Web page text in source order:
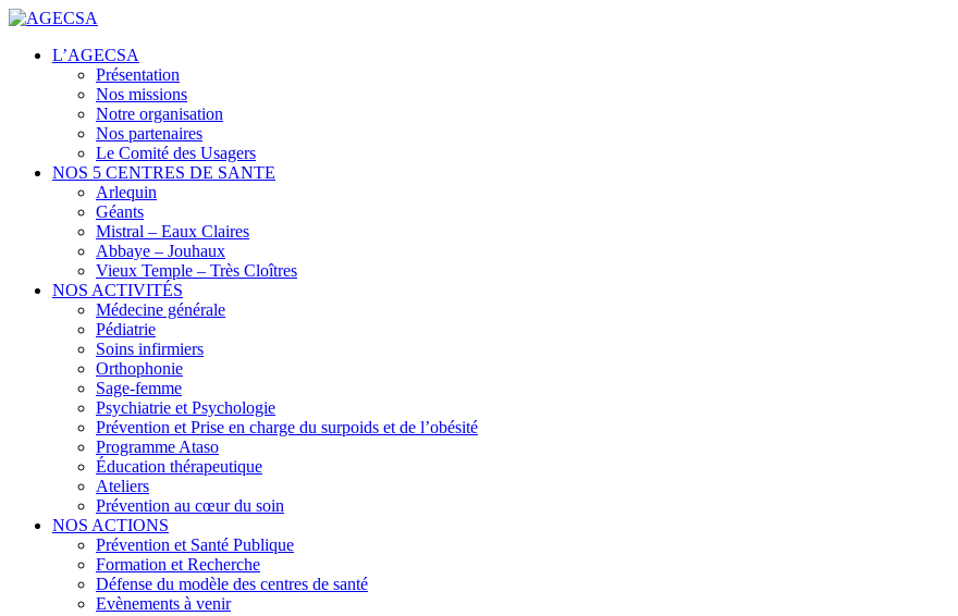
AGECSA
Centres de santé
L’AGECSA
Présentation
Nos missions
Notre organisation
Nos partenaires
Le Comité des Usagers
NOS 5 CENTRES DE SANTE
Arlequin
Géants
Mistral – Eaux Claires
Abbaye – Jouhaux
Vieux Temple – Très Cloîtres
NOS ACTIVITÉS
Médecine générale
Pédiatrie
Soins infirmiers
Orthophonie
Sage-femme
Psychiatrie et Psychologie
Prévention et Prise en charge du surpoids et de l’obésité
Programme Ataso
Éducation thérapeutique
Ateliers
Prévention au cœur du soin
NOS ACTIONS
Prévention et Santé Publique
Formation et Recherche
Défense du modèle des centres de santé
Evènements à venir